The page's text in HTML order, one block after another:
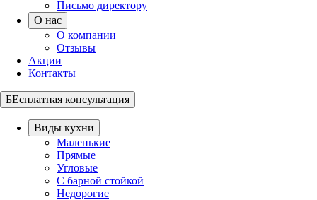
Письмо директору
О нас
О компании
Отзывы
Акции
Контакты
БЕсплатная консультация
Виды кухни
Маленькие
Прямые
Угловые
С барной стойкой
Недорогие